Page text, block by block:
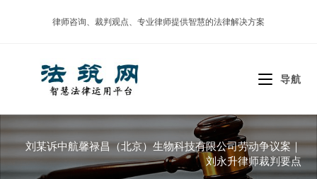
律师咨询、裁判观点、专业律师提供智慧的法律解决方案
导航
刘某诉中航馨禄昌（北京）生物科技有限公司劳动争议案｜
刘永升律师裁判要点